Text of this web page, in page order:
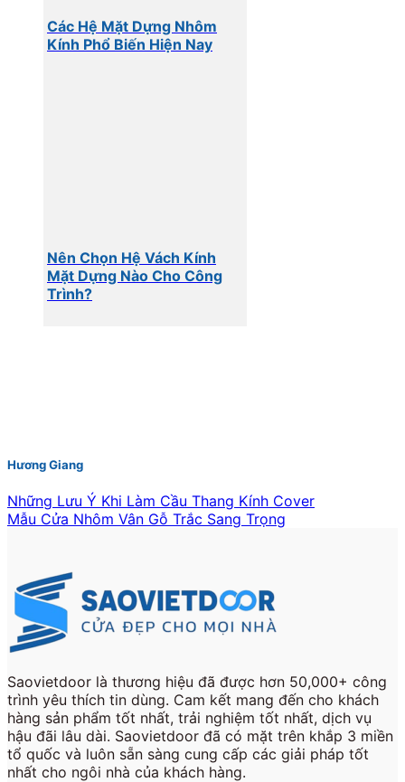
Các Hệ Mặt Dựng Nhôm
Kính Phổ Biến Hiện Nay
Nên Chọn Hệ Vách Kính
Mặt Dựng Nào Cho Công
Trình?
Hương Giang
Những Lưu Ý Khi Làm Cầu Thang Kính Cover
Mẫu Cửa Nhôm Vân Gỗ Trắc Sang Trọng
Saovietdoor là thương hiệu đã được hơn 50,000+ công
trình yêu thích tin dùng. Cam kết mang đến cho khách
hàng sản phẩm tốt nhất, trải nghiệm tốt nhất, dịch vụ
hậu đãi lâu dài. Saovietdoor đã có mặt trên khắp 3 miền
tổ quốc và luôn sẵn sàng cung cấp các giải pháp tốt
nhất cho ngôi nhà của khách hàng.